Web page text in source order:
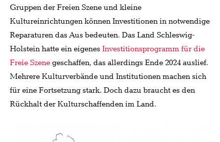
Gruppen der Freien Szene und kleine
Kultureinrichtungen können Investitionen in notwendige
Reparaturen das Aus bedeuten. Das Land Schleswig-
Holstein hatte ein eigenesInvestitionsprogramm für die
Freie Szenegeschaffen, das allerdings Ende 2024 auslief.
Mehrere Kulturverbände und Institutionen machen sich
für eine Fortsetzung stark. Doch dazu braucht es den
Rückhalt der Kulturschaffenden im Land.